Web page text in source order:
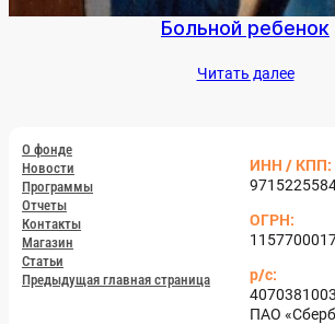
Боль­ной ре­бенок
Чи­тать да­лее
О фон­де
Но­вос­ти
Прог­раммы
От­че­ты
Кон­такты
Ма­газин
Статьи
Пре­дыду­щая глав­ная стра­ница
ИНН / КПП:
ОГРН:
р/с:
ПАО